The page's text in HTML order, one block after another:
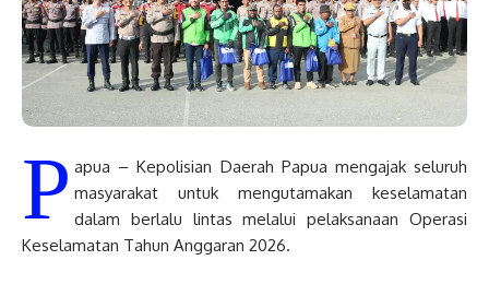
P apua – Kepolisian Daerah Papua mengajak seluruh
masyarakat untuk mengutamakan keselamatan
dalam berlalu lintas melalui pelaksanaan Operasi
Keselamatan Tahun Anggaran 2026.